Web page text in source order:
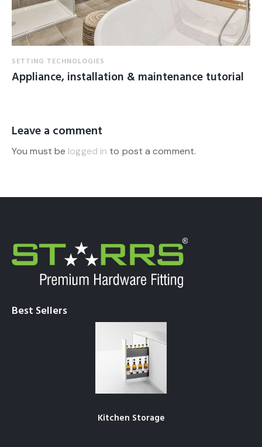
SETTING TECHNOLOGIES
Appliance, installation & maintenance tutorial
Leave a comment
You must be logged in to post a comment.
Best Sellers
Kitchen Storage